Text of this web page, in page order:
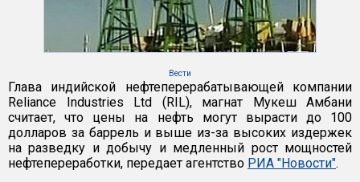
Вести
Глава индийской нефтеперерабатывающей компании
Reliance Industries Ltd (RIL), магнат Мукеш Амбани
считает, что цены на нефть могут вырасти до 100
долларов за баррель и выше из-за высоких издержек
на разведку и добычу и медленный рост мощностей
нефтепереработки, передает агентство РИА "Новости".